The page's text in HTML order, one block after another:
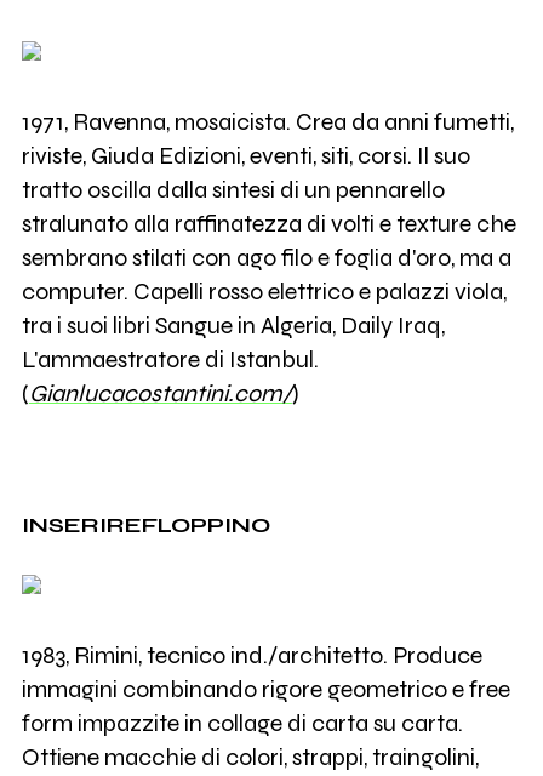
1971, Ravenna, mosaicista. Crea da anni fumetti,
riviste, Giuda Edizioni, eventi, siti, corsi. Il suo
tratto oscilla dalla sintesi di un pennarello
stralunato alla raffinatezza di volti e texture che
sembrano stilati con ago filo e foglia d'oro, ma a
computer. Capelli rosso elettrico e palazzi viola,
tra i suoi libri Sangue in Algeria, Daily Iraq,
L'ammaestratore di Istanbul.
(Gianlucacostantini.com/)
INSERIREFLOPPINO
1983, Rimini, tecnico ind./architetto. Produce
immagini combinando rigore geometrico e free
form impazzite in collage di carta su carta.
Ottiene macchie di colori, strappi, traingolini,